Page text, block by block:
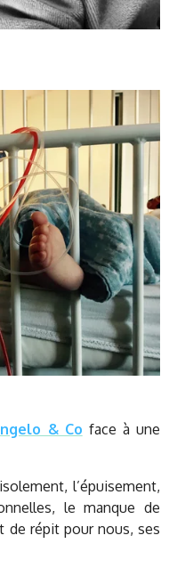
& Co face à une
l’épuisement,
le manque de
de répit pour nous, ses